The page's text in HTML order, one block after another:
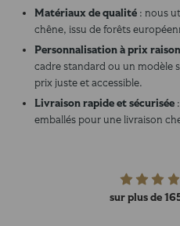
Matériaux de qualité : nous
chêne, issu de forêts
Personnalisation à prix
cadre standard ou un modèle
prix juste et accessible.
Livraison rapide et sécurisée
emballés pour une livraison
sur plus de